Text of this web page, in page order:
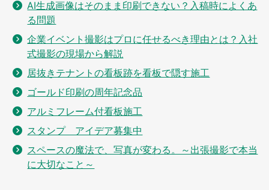
AI生成画像はそのまま印刷できない？入稿時によくあ
る問題
企業イベント撮影はプロに任せるべき理由とは？入社
式撮影の現場から解説
居抜きテナントの看板跡を看板で隠す施工
ゴールド印刷の周年記念品
アルミフレーム付看板施工
スタンプ アイデア募集中
スペースの魔法で、写真が変わる。～出張撮影で本当
に大切なこと～